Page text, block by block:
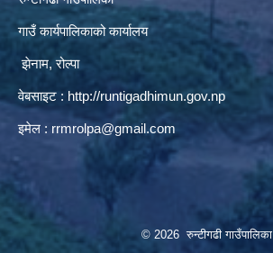
गाउँ कार्यपालिकाको कार्यालय
झेनाम, रोल्पा
वेबसाइट : http://runtigadhimun.gov.np
इमेल : rrmrolpa@gmail.com
© 2026 रुन्टीगढी गाउँपालिका